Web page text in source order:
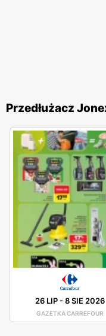
Przedłużacz
26 LIP-8 SIE 2026
GAZETKA CARREFOUR